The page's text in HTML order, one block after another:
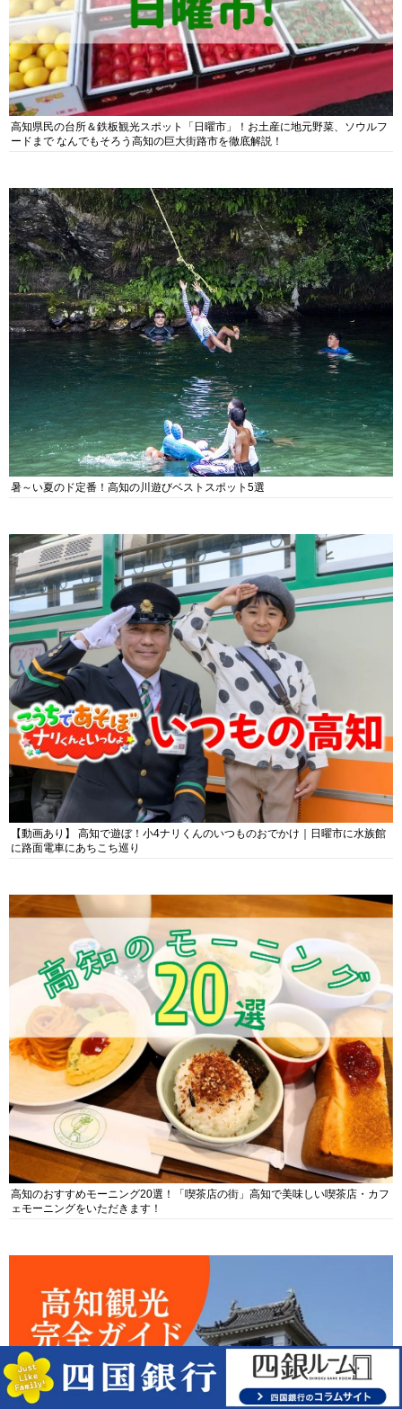
高知県民の台所＆鉄板観光スポット「日曜市」！お土産に地元野菜、ソウルフ
ードまで なんでもそろう高知の巨大街路市を徹底解説！
暑～い夏のド定番！高知の川遊びベストスポット5選
【動画あり】 高知で遊ぼ！小4ナリくんのいつものおでかけ｜日曜市に水族館
に路面電車にあちこち巡り
高知のおすすめモーニング20選！「喫茶店の街」高知で美味しい喫茶店・カフ
ェモーニングをいただきます！